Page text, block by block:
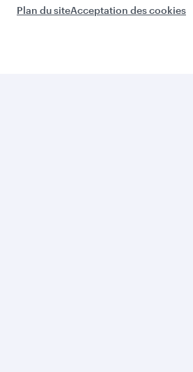
Plan du siteAcceptation des cookies